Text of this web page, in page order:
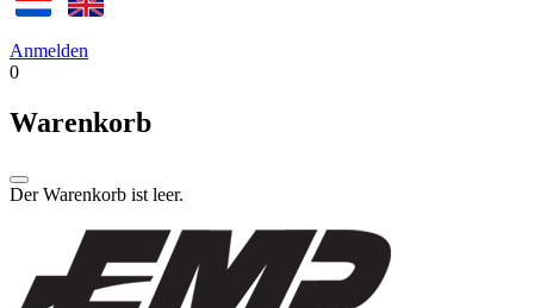
Anmelden
0
Warenkorb
Der Warenkorb ist leer.